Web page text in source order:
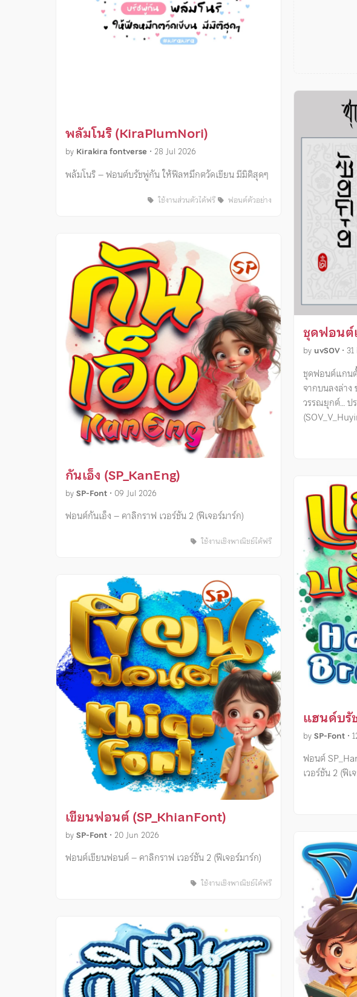
พลัมโนริ (KiraPlumNori)
by Kirakira fontverse • 28 Jul 2026
พลัมโนริ – ฟอนต์บรัชพู่กัน ให้ฟีลหมึกตวัดเขียน มีมิติสุดๆ
ใช้งานส่วนตัวได้ฟรี ฟอนต์ตัวอย่าง
กันเอ็ง (SP_KanEng)
bySP-Font • 09 Jul 2026
ฟอนต์กันเอ็ง – คาลิกราฟ เวอร์ชัน 2 (ฟีเจอร์มาร์ก)
ใช้งานเชิงพาณิชย์ได้ฟรี
เขียนฟอนต์ (SP_KhianFont)
bySP-Font • 20 Jun 2026
ฟอนต์เขียนฟอนต์ – คาลิกราฟ เวอร์ชัน 2 (ฟีเจอร์มาร์ก)
ใช้งานเชิงพาณิชย์ได้ฟรี
ชุดฟอนต์
by uvSOV •
ชุดฟอนต์แกน
จากบนลงล่าง
วรรณยุกต์… ป
แฮนด์บรั
bySP-Font •
ฟอนต์
เวอร์ชัน 2 (ฟีเ